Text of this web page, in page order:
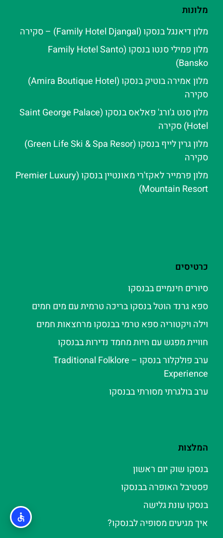
מלונות
מלון דיאנגל בנסקו (Family Hotel Djangal) – סקירה
מלון פמילי סנטו בנסקו (Family Hotel Santo
Bansko)
מלון אמירה בוטיק בנסקו (Amira Boutique Hotel)
סקירה
מלון סנט ג'ורג' פאלאס בנסקו (Saint George Palace
Hotel) סקירה
מלון גרין לייף בנסקו (Green Life Ski & Spa Resor)
סקירה
מלון פרמייר לאקז'רי מאונטיין בנסקו (Premier Luxury
Mountain Resort)
כרטיסים
סיורים חינמיים בבנסקו
ספא גרנד הוטל בנסקו בריכה טרמית עם מים חמים
וילה ויקטוריה ספא טרמי בבנסקו מרחצאות חמים
חוויית מפגש עם חיות מחמד נדירות בבנסקו
ערב פולקלור בנסקו – Traditional Folklore
Experience
ערב בולגרתי מסורתי בבנסקו
המלצות
בנסקו שוק יום ראשון
פסטיבל האופרה בבנסקו
בנסקו עונת גלישה
איך מגיעים מסופיה לבנסקו?